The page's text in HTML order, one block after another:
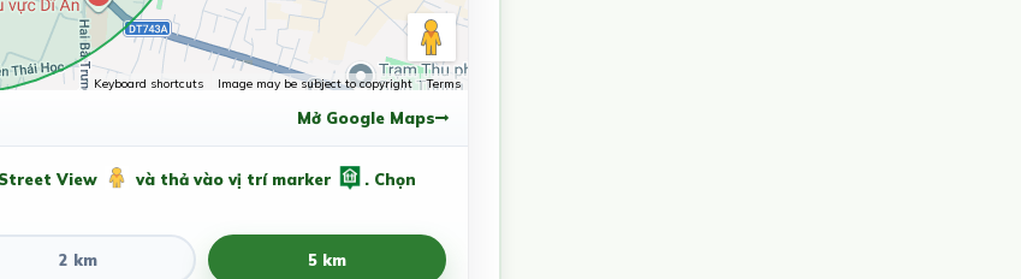
Keyboard shortcuts Image may be subject to copyright Terms
Mở Google Maps
View và thả vào vị trí marker
. Chọn
2 km 5 km